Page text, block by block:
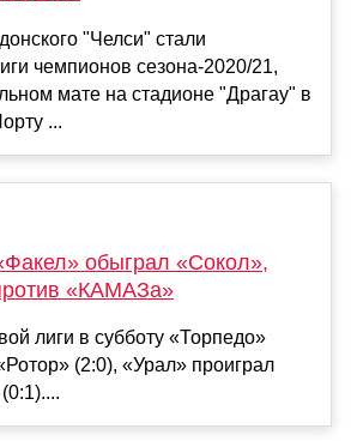
"Челси" стали
чемпионов сезона-2020/21,
мате на стадионе "Драгау" в
...
обыграл «Сокол»,
«КАМАЗа»
лиги в субботу «Торпедо»
(2:0), «Урал» проиграл